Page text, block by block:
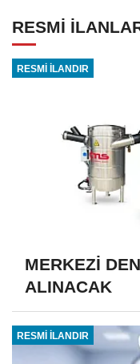
RESMİ
RESMİ İLANDIR
MERKEZİ
ALINACAK
RESMİ İLANDIR